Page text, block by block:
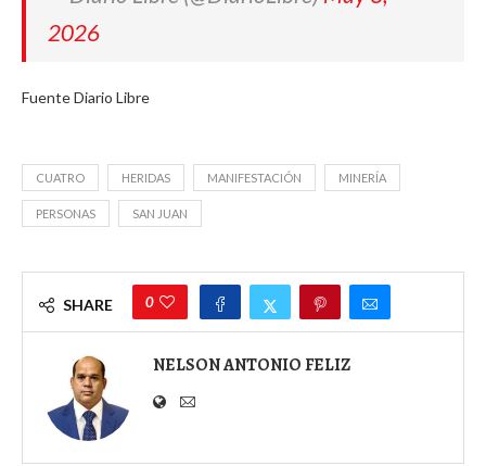
2026
Fuente Diario Libre
CUATRO HERIDAS MANIFESTACIÓN MINERÍA
PERSONAS SAN JUAN
SHARE 0
NELSON ANTONIO FELIZ